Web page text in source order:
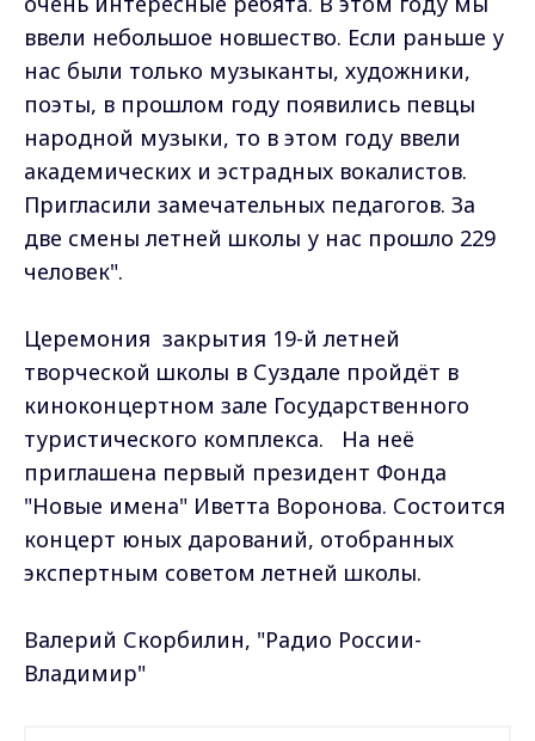
ввели небольшое новшество. Если раньше у
нас были только музыканты, художники,
поэты, в прошлом году появились певцы
народной музыки, то в этом году ввели
академических и эстрадных вокалистов.
Пригласили замечательных педагогов. За
две смены летней школы у нас прошло 229
человек".
Церемония закрытия 19-й летней
творческой школы в Суздале пройдёт в
киноконцертном зале Государственного
туристического комплекса. На неё
приглашена первый президент Фонда
"Новые имена" Иветта Воронова. Состоится
концерт юных дарований, отобранных
экспертным советом летней школы.
Валерий Скорбилин, "Радио России-
Владимир"